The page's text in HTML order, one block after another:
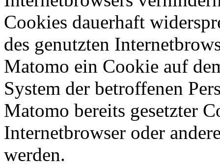
Cookies dauerhaft
des genutzten
Matomo ein Cookie auf
System der betroffenen
Matomo bereits gesetzter
Internetbrowser oder
werden.